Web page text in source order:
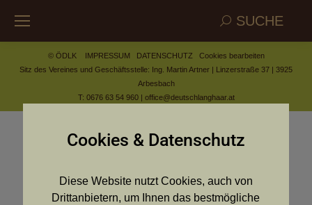
Search:SUCHE
© ÖDLK IMPRESSUM DATENSCHUTZ
Cookies bearbeiten
Sitz des Vereines und Geschäftsstelle: Ing. Martin Artner | Linzerstraße 37 | 3925
Arbesbach
T: 0676 63 54 960 | office@deutschlanghaar.at
Cookies & Datenschutz
Diese Website nutzt Cookies, auch von
Drittanbietern, um Ihnen das bestmögliche